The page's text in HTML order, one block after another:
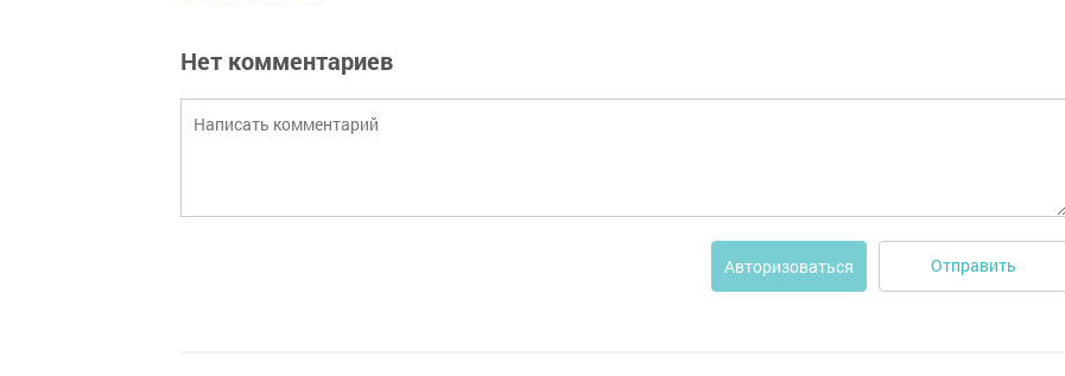
Нет комментариев
Авторизоваться Отправить